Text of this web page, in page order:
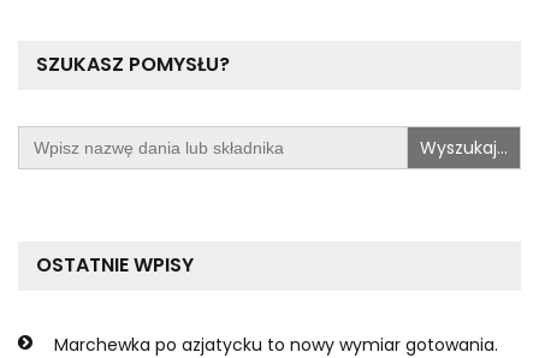
SZUKASZ POMYSŁU?
Search
for:
OSTATNIE WPISY
Marchewka po azjatycku to nowy wymiar gotowania.